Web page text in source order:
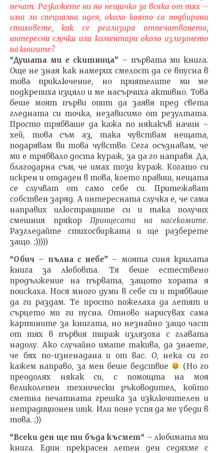
печат. Разкажете ни по нещичко за всяка от тях –
има ли специална идея, около която са подбирани
стиховете, как се реализира отпечатването,
интересни случки или коментари около излизането
на книгите?
“Душата ми е скитница” – първата ми книга.
Още не зная как намерих смелост да се впусна в
това приключение, но приятелите ми ме
подкрепиха изцяло и ме насърчиха активно. Това
беше моят първи опит да заявя пред света
гледната си точка, независимо от резултата.
Просто трябваше да кажа по някакъв начин –
хей, това съм аз, така чувствам нещата,
подарявам ви това чувство. Сега осъзнавам, че
ми е трябвало доста кураж, за да го направя. Да,
благодарна съм, че имах този кураж. Когато си
искрен и отдаден в това, което правиш, нещата
се случват от само себе си. Притежават
собствен заряд. А интересната случка е, че сама
направих илюстрациите си и така получих
смешния прякор Принцесата на насекомите.
Разгледайте стихосбирката и ще разберете
защо. ;)))))
“Обич – пълна с небе” – моята синя крилата
книга за любовта. Тя беше естествено
продължение на първата, защото хората я
поискаха. Нося много думи в себе си и трябваше
да ги раздам. Те просто пожелаха да летят и
сърцето ми ги пусна. Отново нарисувах сама
картините за книгата, но незнайно защо част
от тях в първия тираж излязоха с главата
надолу. Ако случайно имате такива, да знаете,
че бях по-изненадана и от вас. О, нека си го
кажем направо, за мен беше бедствие
(Но го
преодолях някак си, с помощта на моя
великолепен технически ръководител, който
сметна печатната грешка за изключителен и
нетрадиционен шик. Или поне успя да ме убеди в
това. ;))
“Всеки ден ще ти бъда късмет“ – любимата ми
книга. Един прекрасен летен ден седяхме с